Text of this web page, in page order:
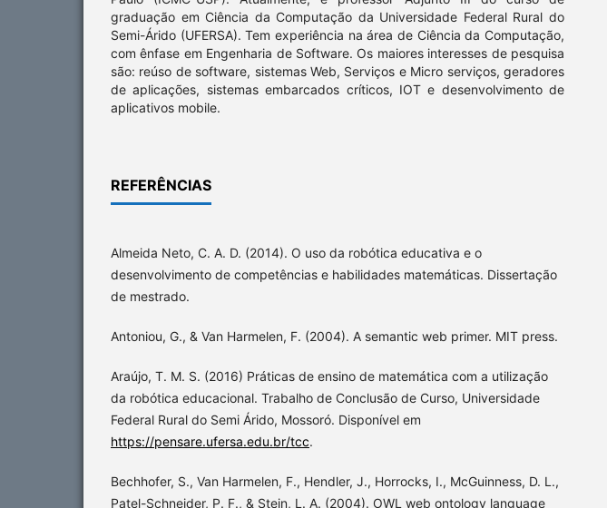
graduação em Ciência da Computação da Universidade Federal Rural do
Semi-Árido (UFERSA). Tem experiência na área de Ciência da Computação,
com ênfase em Engenharia de Software. Os maiores interesses de pesquisa
são: reúso de software, sistemas Web, Serviços e Micro serviços, geradores
de aplicações, sistemas embarcados críticos, IOT e desenvolvimento de
aplicativos mobile.
REFERÊNCIAS
Almeida Neto, C. A. D. (2014). O uso da robótica educativa e o
desenvolvimento de competências e habilidades matemáticas. Dissertação
de mestrado.
Antoniou, G., & Van Harmelen, F. (2004). A semantic web primer. MIT press.
Araújo, T. M. S. (2016) Práticas de ensino de matemática com a utilização
da robótica educacional. Trabalho de Conclusão de Curso, Universidade
Federal Rural do Semi Árido, Mossoró. Disponível em
https://pensare.ufersa.edu.br/tcc.
Bechhofer, S., Van Harmelen, F., Hendler, J., Horrocks, I., McGuinness, D. L.,
Patel-Schneider, P. F., & Stein, L. A. (2004). OWL web ontology language